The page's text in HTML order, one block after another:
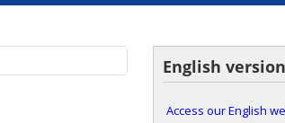
English version
Access our English